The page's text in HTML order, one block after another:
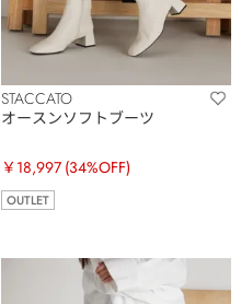
STACCATO
オースンソフトブーツ
￥18,997 (34%OFF)
OUTLET